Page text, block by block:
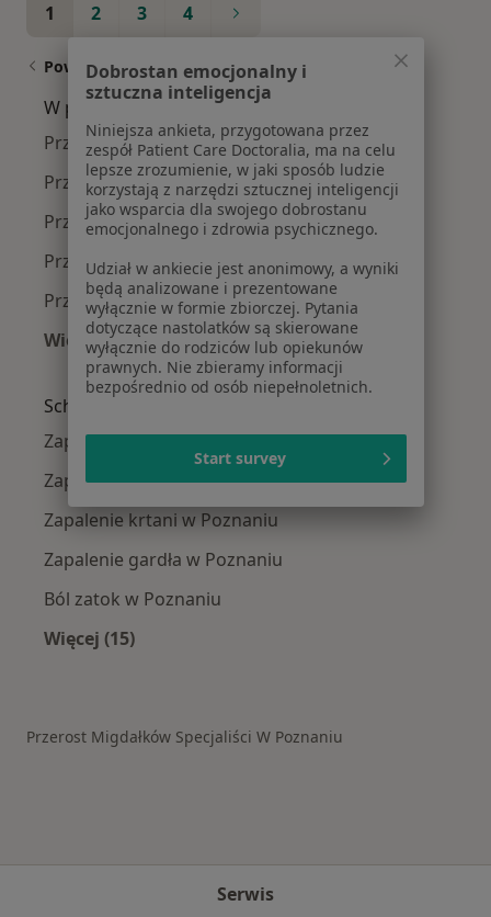
1 2 3 4
Powiązane wyszukiwania
W pobliżu Poznania
Przerost migdałków w Wrześni
Przerost migdałków w Szamotułach
Przerost migdałków w Rokietnicy
Przerost migdałków w Śremie
Przerost migdałków w Gnieznie
Więcej (6)
Więcej w kategorii: W pobliżu Poznania
Schorzenia w Poznaniu
Zapalenie ucha w Poznaniu
Zapalenie zatok w Poznaniu
Zapalenie krtani w Poznaniu
Zapalenie gardła w Poznaniu
Ból zatok w Poznaniu
Więcej (15)
Przerost Migdałków Specjaliści W Poznaniu
Serwis
Dobrostan emocjonalny i
sztuczna inteligencja
Niniejsza ankieta, przygotowana przez
zespół Patient Care Doctoralia, ma na celu
lepsze zrozumienie, w jaki sposób ludzie
korzystają z narzędzi sztucznej inteligencji
jako wsparcia dla swojego dobrostanu
emocjonalnego i zdrowia psychicznego.
Udział w ankiecie jest anonimowy, a wyniki
będą analizowane i prezentowane
wyłącznie w formie zbiorczej. Pytania
dotyczące nastolatków są skierowane
wyłącznie do rodziców lub opiekunów
prawnych. Nie zbieramy informacji
bezpośrednio od osób niepełnoletnich.
Start survey